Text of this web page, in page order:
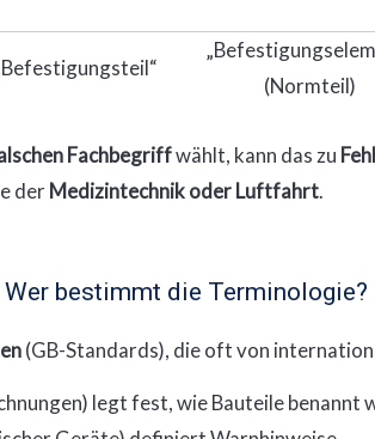
(Normteil)
Fachbegriffwählt, kann das zu
der Medizintechnik oder Luftfahrt.
bestimmt die Terminologie?
(GB-Standards), die oft von
legt fest, wie Bauteile benannt